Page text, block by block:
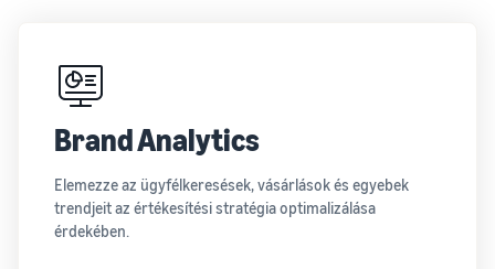
Brand Analytics
Elemezze az ügyfélkeresések, vásárlások és egyebek
trendjeit az értékesítési stratégia optimalizálása
érdekében.